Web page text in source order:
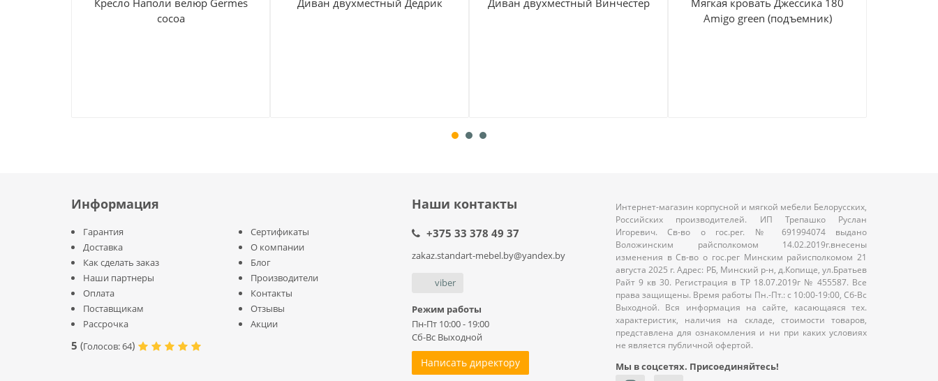
Кресло Наполи велюр Germes
cocoa
Диван двухместный Дедрик Диван двухместный Винчестер
Мягкая кровать Джессика 180
Amigo green (подъемник)
Информация
Гарантия
Доставка
Как сделать заказ
Наши партнеры
Оплата
Поставщикам
Рассрочка
Сертификаты
О компании
Блог
Производители
Контакты
Отзывы
Акции
5 (Голосов:64)
Наши контакты
+375 33 378 49 37
zakaz.standart-mebel.by@yandex.by
viber
Режим работы
Пн-Пт 10:00 - 19:00
Сб-Вс Выходной
Написать директору
Интернет-магазин корпусной и мягкой мебели Белорусских,
Российских производителей. ИП Трепашко Руслан
Игоревич. Св-во о гос.рег. № 691994074 выдано
Воложинским райсполкомом 14.02.2019г.внесены
изменения в Св-во о гос.рег Минским райисполкомом 21
августа 2025 г. Адрес: РБ, Минский р-н, д.Копище, ул.Братьев
Райт 9 кв 30. Регистрация в ТР 18.07.2019г № 455587. Все
права защищены. Время работы Пн.-Пт.: с 10:00-19:00, Сб-Вс
Выходной. Вся информация на сайте, касающаяся тех.
характеристик, наличия на складе, стоимости товаров,
представлена для ознакомления и ни при каких условиях
не является публичной офертой.
Мы в соцсетях. Присоединяйтесь!